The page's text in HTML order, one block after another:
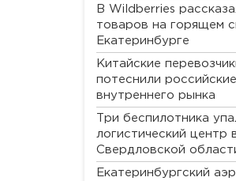
В Wildberries
товаров на горящем
Екатеринбурге
Китайские
потеснили
внутреннего рынка
Три беспилотника
логистический центр
Свердловской
Екатеринбургский